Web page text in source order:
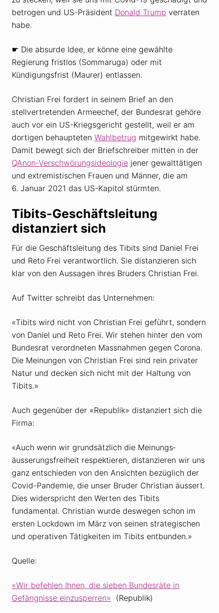
betrogen und US-Präsident Donald Trump verraten
habe.
☛ Die absurde Idee, er könne eine gewählte
Regierung fristlos (Sommaruga) oder mit
Kündigungs­frist (Maurer) entlassen.
Christian Frei fordert in seinem Brief an den
stellvertretenden Armeechef, der Bundesrat gehöre
auch vor ein US-Kriegs­gericht gestellt, weil er am
dortigen behaupteten Wahlbetrug mitgewirkt habe.
Damit bewegt sich der Briefschreiber mitten in der
QAnon-Verschwörungsideologie jener gewalttätigen
und extremistischen Frauen und Männer, die am
6. Januar 2021 das US-Kapitol stürmten.
Tibits-Geschäftsleitung
distanziert sich
Für die Geschäftsleitung des Tibits sind Daniel Frei
und Reto Frei verantwortlich. Sie distanzieren sich
klar von den Aussagen ihres Bruders Christian Frei.
Auf Twitter schreibt das Unternehmen:
«Tibits wird nicht von Christian Frei geführt, sondern
von Daniel und Reto Frei. Wir stehen hinter den vom
Bundesrat verordneten Massnahmen gegen Corona.
Die Meinungen von Christian Frei sind rein privater
Natur und decken sich nicht mit der Haltung von
Tibits.»
Auch gegenüber der «Republik» distanziert sich die
Firma:
«Auch wenn wir grundsätzlich die Meinungs­
äusserungs­freiheit respektieren, distanzieren wir uns
ganz entschieden von den Ansichten bezüglich der
Covid-Pandemie, die unser Bruder Christian äussert.
Dies widerspricht den Werten des Tibits
fundamental. Christian wurde deswegen schon im
ersten Lockdown im März von seinen strategischen
und operativen Tätigkeiten im Tibits entbunden.»
Quelle:
«Wir befehlen Ihnen, die sieben Bundesräte in
Gefängnisse einzusperren» (Republik)